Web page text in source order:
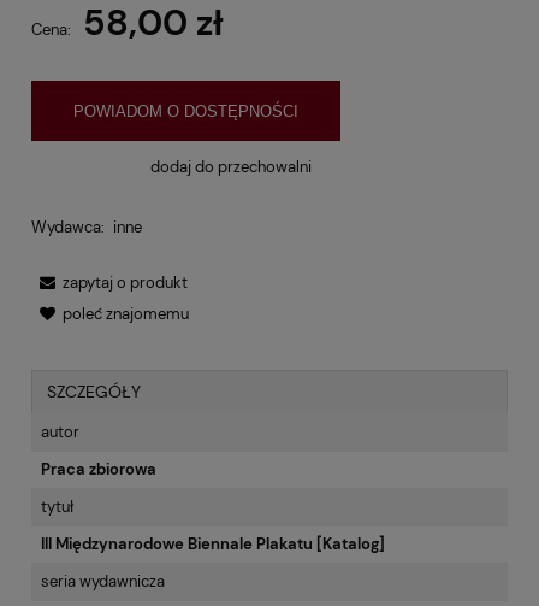
Cena: 58,00 zł
POWIADOM O DOSTĘPNOŚCI
dodaj do przechowalni
Wydawca: inne
zapytaj o produkt
poleć znajomemu
SZCZEGÓŁY
autor
Praca zbiorowa
tytuł
III Międzynarodowe Biennale Plakatu [Katalog]
seria wydawnicza